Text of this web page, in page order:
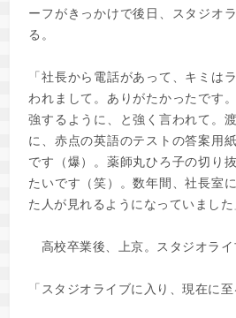
ーフがきっかけで後日、スタジオ
る。
「社長から電話があって、キミは
われまして。ありがたかったです
強するように、と強く言われて。
に、赤点の英語のテストの答案用
です（爆）。薬師丸ひろ子の切り
たいです（笑）。数年間、社長室
た人が見れるようになっていました
高校卒業後、上京。スタジオライ
「スタジオライブに入り、現在に至